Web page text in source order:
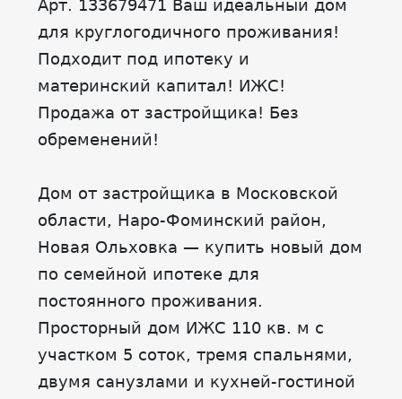
Арт. 133679471 Ваш идеальный дом
для круглогодичного проживания!
Подходит под ипотеку и
материнский капитал! ИЖС!
Продажа от застройщика! Без
обременений!
Дом от застройщика в Московской
области, Наро-Фоминский район,
Новая Ольховка — купить новый дом
по семейной ипотеке для
постоянного проживания.
Просторный дом ИЖС 110 кв. м с
участком 5 соток, тремя спальнями,
двумя санузлами и кухней-гостиной